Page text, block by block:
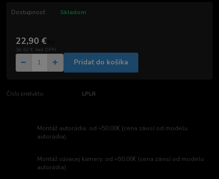
Dostupnosť Skladom
22,90 €
18,62 € bez DPH
Pridať do košíka
Číslo produktu: LPLR
Montáž autorádia: od =50,00€ (cena závisí od modelu
autorádia)
Montáž cúvacej kamery: od =50,00€ (cena závisí od modelu
autorádia)